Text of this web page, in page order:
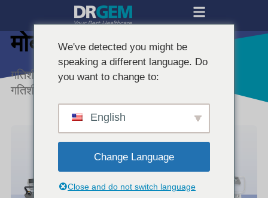
मोबाइल सिस्टम
गतिशील नैदानिक वातावरण के लिए निर्मित कॉम्पैक्ट,
गतिशील प्रणालियाँ।
We've detected you might be
speaking a different language. Do
you want to change to:
English
Change Language
Close and do not switch language